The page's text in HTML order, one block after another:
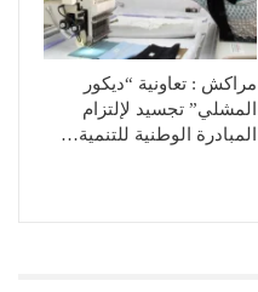
مراكش : تعاونية “ديكور
المشلي” تجسيد لإلتزام
المبادرة الوطنية للتنمية…